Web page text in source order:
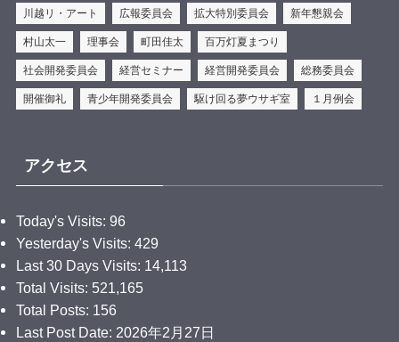
／
Relay for Legacy 第７弾🎊
＼
皆さん、こんにちは✨時の鐘マンだ🦸‍♂️
第７弾は『和菓子屋カフェ彩乃菓』様に行ってきたぞ
長をやっていたり様々なところで活躍している店主に
そして地元の食材や旬な果物を使った美味しそうなお
菓子の数々に、時の鐘マンもお腹が鳴りっぱなしだっ
たぞ🤤
川越リ・アート 広報委員会 拡大特別委員会 新年懇親会
村山太一 理事会 町田佳太 百万灯夏まつり
社会開発委員会 経営セミナー 経営開発委員会 総務委員会
開催御礼 青少年開発委員会 駆け回る夢ウサギ室 １月例会
アクセス
Today's Visits: 96
Yesterday's Visits: 429
Last 30 Days Visits: 14,113
Total Visits: 521,165
Total Posts: 156
Last Post Date: 2026年2月27日